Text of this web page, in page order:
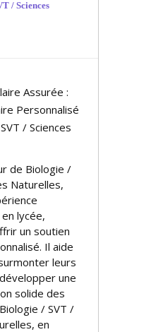
/ Sciences
Assurée :
Personnalisé
/ Sciences
de Biologie /
Naturelles,
lycée,
un soutien
Il aide
leurs
une
solide des
/ SVT /
en